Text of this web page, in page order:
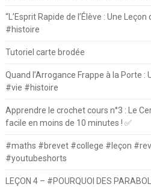
“L’Esprit Rapide de l’Élève : Une
#histoire
Tutoriel carte brodée
Quand l’Arrogance Frappe à la Porte :
#vie #histoire
Apprendre le crochet cours n°3 : Le
facile en moins de 10 minutes ! ✅
#maths #brevet #college #leçon
#youtubeshorts
LEÇON 4 – #POURQUOI DES